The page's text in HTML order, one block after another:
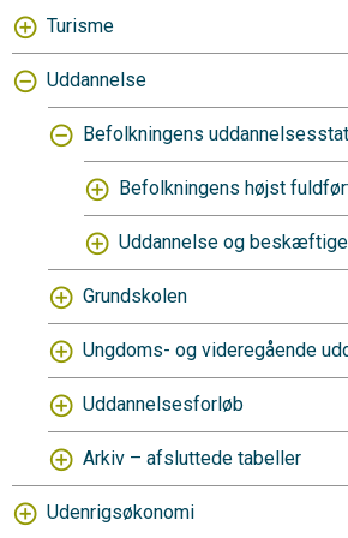
Turisme
Uddannelse
Befolkningens
Befolkningens højst
Uddannelse og
Grundskolen
Ungdoms- og videregående
Uddannelsesforløb
Arkiv – afsluttede tabeller
Udenrigsøkonomi